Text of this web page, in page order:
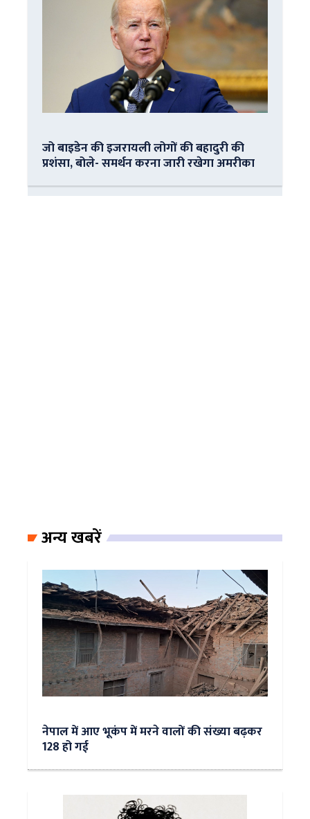
जो बाइडेन की इजरायली लोगों की बहादुरी की
प्रशंसा, बोले- समर्थन करना जारी रखेगा अमरीका
अन्य खबरें
नेपाल में आए भूकंप में मरने वालों की संख्या बढ़कर
128 हो गई